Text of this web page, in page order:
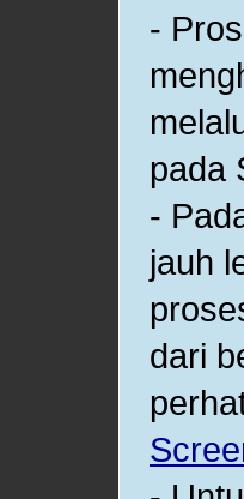
-
pada
-
jauh
dari